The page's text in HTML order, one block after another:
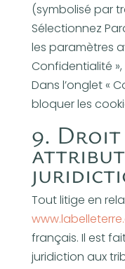
(symbolisé par
Sélectionnez
les paramètres
Confidentialité
Dans l’onglet «
bloquer les
9.
Tout litige en
français. Il est
juridiction aux